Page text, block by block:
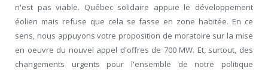
n'est pas viable. Québec solidaire appuie le développement
éolien mais refuse que cela se fasse en zone habitée. En ce
sens, nous appuyons votre proposition de moratoire sur la mise
en oeuvre du nouvel appel d'offres de 700 MW. Et, surtout, des
changements urgents pour l'ensemble de notre politique